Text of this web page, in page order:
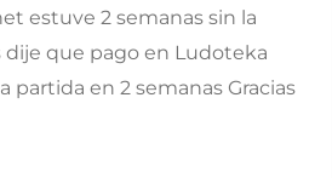
estuve 2 semanas sin la
dije que pago en Ludoteka
en 2 semanas Gracias